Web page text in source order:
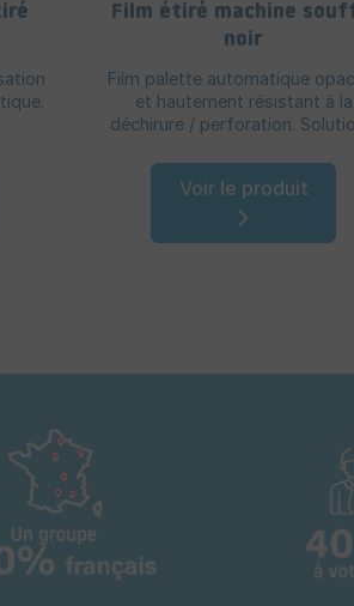
Film étiré machine
noir
Film palette automatique
et hautement résistant à la
déchirure / perforation.
Voir le produit